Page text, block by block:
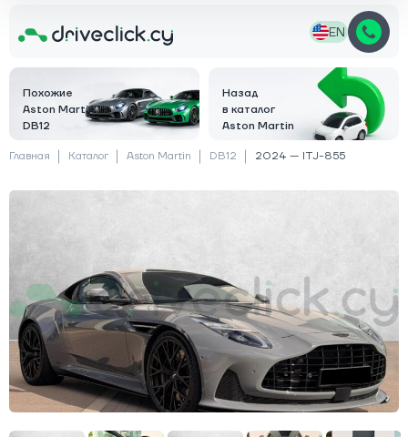
EN
Похожие
Aston Martin
DB12
Назад
в каталог
Aston Martin
Главная Каталог Aston Martin DB12 2024 — ITJ-855